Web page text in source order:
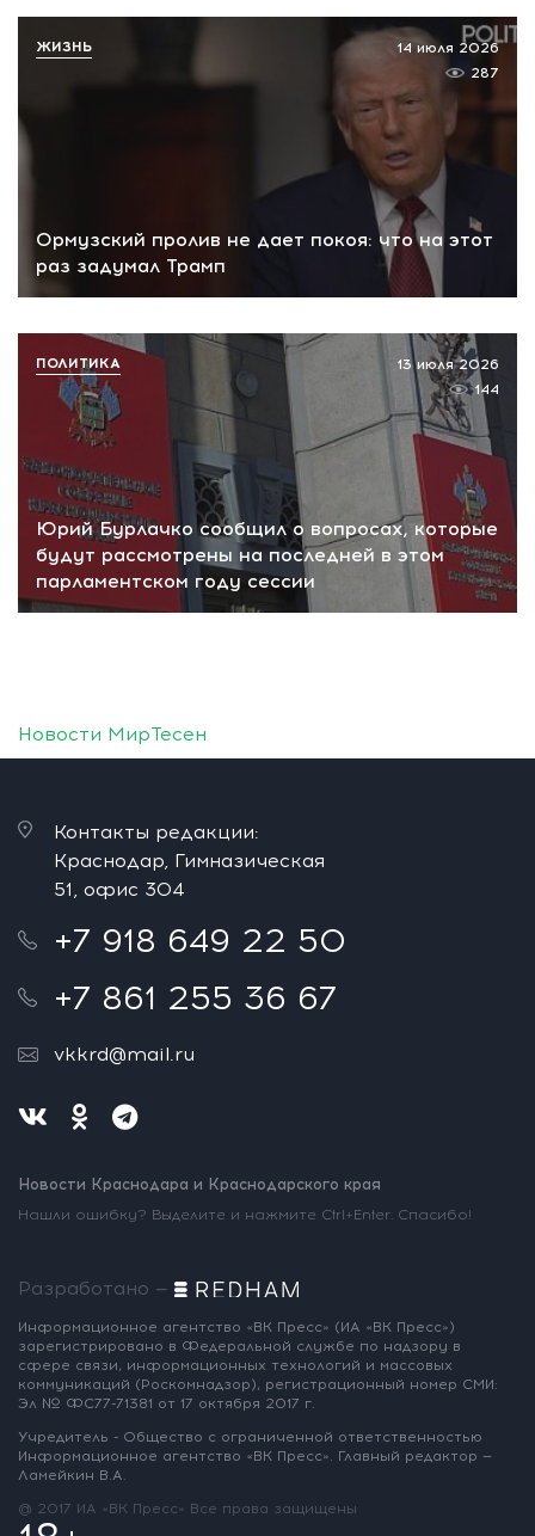
Ормузский пролив не дает покоя: что на этот
раз задумал Трамп
14 июля 2026
287
ЖИЗНЬ
Юрий Бурлачко сообщил о вопросах, которые
будут рассмотрены на последней в этом
парламентском году сессии
13 июля 2026
144
ПОЛИТИКА
Новости МирТесен
Контакты редакции:
Краснодар, Гимназическая
51, офис 304
+7 918 649 22 50
+7 861 255 36 67
vkkrd@mail.ru
Новости Краснодара и Краснодарского края
Нашли ошибку? Выделите и нажмите Ctrl+Enter. Спасибо!
Разработано —
Информационное агентство «ВК Пресс» (ИА «ВК Пресс»)
зарегистрировано в Федеральной службе по надзору в
сфере связи, информационных технологий и массовых
коммуникаций (Роскомнадзор), регистрационный номер СМИ:
Эл № ФС77-71381 от 17 октября 2017 г.
Учредитель - Общество с ограниченной ответственностью
Информационное агентство «ВК Пресс». Главный редактор —
Ламейкин В.А.
@ 2017 ИА «ВК Пресс» Все права защищены